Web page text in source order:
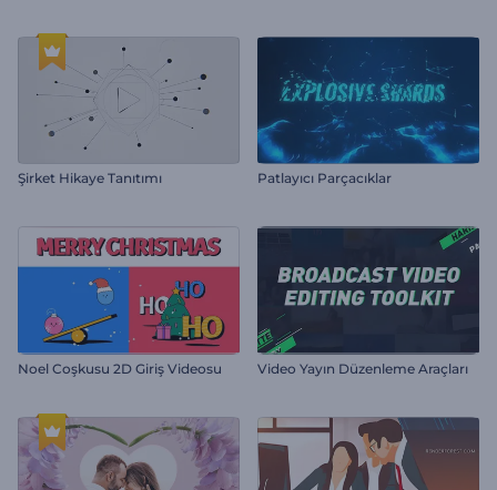
Şirket Hikaye Tanıtımı Patlayıcı Parçacıklar
Noel Coşkusu 2D Giriş Videosu Video Yayın Düzenleme Araçları